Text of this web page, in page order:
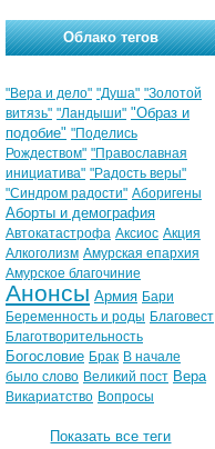
Облако тегов
"Вера и дело" "Душа" "Золотой
витязь" "Ландыши" "Образ и
подобие" "Поделись
Рождеством" "Православная
инициатива" "Радость веры"
"Синдром радости" Аборигены
Аборты и демография
Автокатастрофа Аксиос Акция
Алкоголизм Амурская епархия
Амурское благочиние
Анонсы Армия Бари
Беременность и роды Благовест
Благотворительность
Богословие Брак В начале
было слово Великий пост Вера
Викариатство Вопросы
Показать все теги